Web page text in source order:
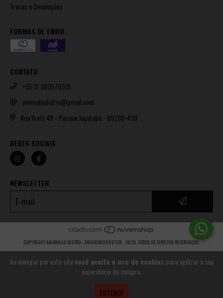
Ao navegar por este sitevocê aceita o uso de cookies para agilizar a sua
experiência de compra.
ENTENDI
Trocas e Devoluções
FORMAS DE ENVIO
CONTATO
+55 11 980576501
anomaliadistro@gmail.com
Rua Ibaté 48 - Parque Jaçatuba - 09290-430
REDES SOCIAIS
NEWSLETTER
COPYRIGHT ANOMALIA DISTRO - 24696588000128 - 2026. TODOS OS DIREITOS RESERVADOS.